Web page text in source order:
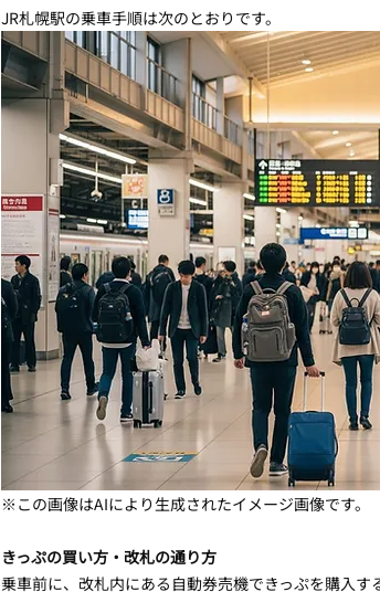
JR札幌駅の乗車手順は次のとおりです。
※この画像はAIにより生成されたイメージ画像です。
きっぷの買い方・改札の通り方
乗車前に、改札内にある自動券売機できっぷを購入